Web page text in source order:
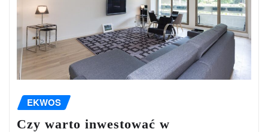
EKWOS
Czy warto inwestować w